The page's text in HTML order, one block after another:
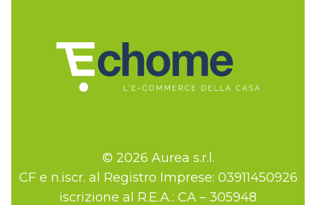
© 2026 Aurea s.r.l.
CF e n.iscr. al Registro Imprese: 03911450926
iscrizione al R.E.A.: CA – 305948